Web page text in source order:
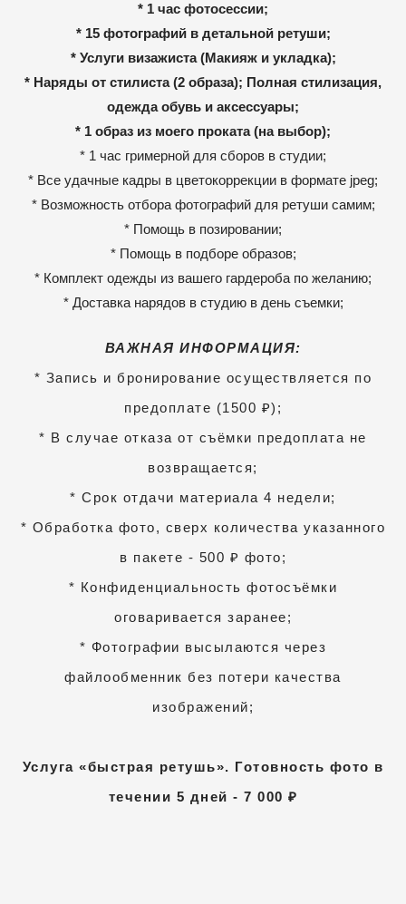
* 1 час фотосессии;
* 15 фотографий в детальной ретуши;
* Услуги визажиста (Макияж и укладка);
* Наряды от стилиста (2 образа); Полная стилизация,
одежда обувь и аксессуары;
* 1 образ из моего проката (на выбор);
* 1 час гримерной для сборов в студии;
* Все удачные кадры в цветокоррекции в формате jpeg;
* Возможность отбора фотографий для ретуши самим;
* Помощь в позировании;
* Помощь в подборе образов;
* Комплект одежды из вашего гардероба по желанию;
* Доставка нарядов в студию в день съемки;
ВАЖНАЯ ИНФОРМАЦИЯ:
* Запись и бронирование осуществляется по
предоплате (1500 ₽);
* В случае отказа от съёмки предоплата не
возвращается;
* Срок отдачи материала 4 недели;
* Обработка фото, сверх количества указанного
в пакете - 500 ₽ фото;
* Конфиденциальность фотосъёмки
оговаривается заранее;
* Фотографии высылаются через
файлообменник без потери качества
изображений;
Услуга «быстрая ретушь». Готовность фото в
течении 5 дней - 7 000 ₽